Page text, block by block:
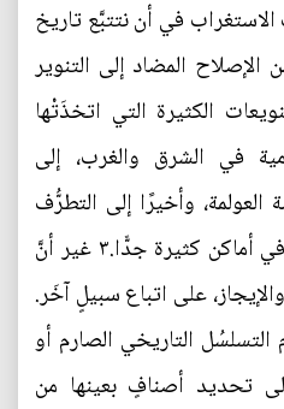
في أن نتتبَّع تاريخ
الإصلاح المضاد إلى التنوير
الكثيرة التي اتخذَتْها
في الشرق والغرب، إلى
العولمة، وأخيرًا إلى التطرُّف
الديني الذي يتفشَّى اليوم في أماكن كثيرة جدًّا.٣ غير أنَّ
على اتباع سبيلٍ آخَر.
التسلسُل التاريخي الصارم أو
تحديد أصنافٍ بعينها من